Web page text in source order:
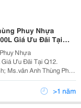
Phuy Nhựa
Giá Ưu Đãi Tại
Nhựa
Ưu Đãi Tại Q12.
Anh Thùng Phuy
Xanh Dương - Ng>1 năm